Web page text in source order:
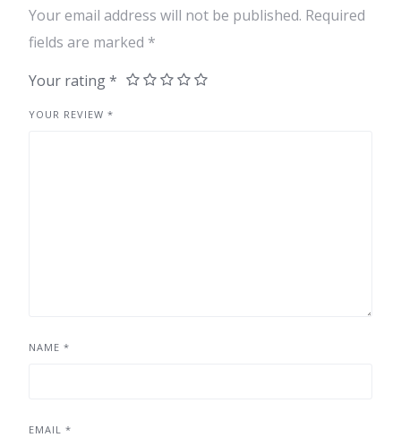
Your email address will not be published. Required
fields are marked *
Your rating*
YOUR REVIEW *
NAME *
EMAIL *